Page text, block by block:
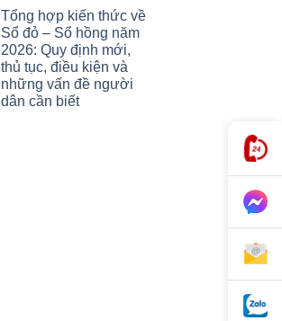
Tổng hợp kiến thức về
Sổ đỏ – Sổ hồng năm
2026: Quy định mới,
thủ tục, điều kiện và
những vấn đề người
dân cần biết